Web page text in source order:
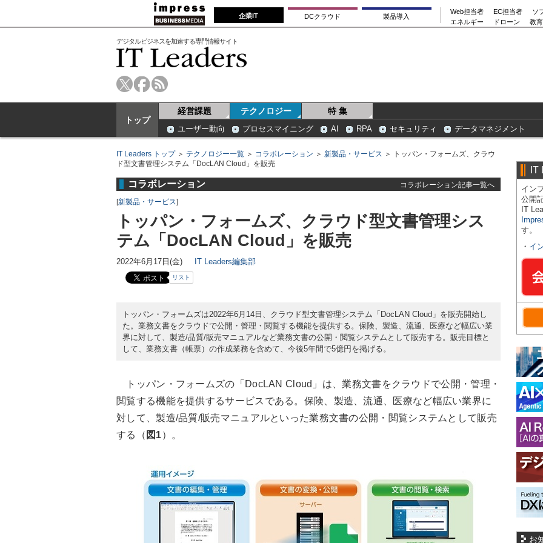
企業IT DCクラウド 製品導入
Web担当者 EC担当者
ソ
エネルギー
ドローン 教
デジタルビジネスを加速する専門情報サイト
トップ
経営課題 テクノロジー 特 集
ユーザー動向 プロセスマイニング AI RPA セキュリティ データマネジメント
IT Leaders トップ＞ テクノロジー一覧 ＞ コラボレーション ＞ 新製品・サービス ＞ トッパン・フォームズ、クラウ
ド型文書管理システム「DocLAN Cloud」を販売
コラボレーション
コラボレーション記事一覧へ
[新製品・サービス]
トッパン・フォームズ、クラウド型文書管理シス
テム「DocLAN Cloud」を販売
2022年6月17日(金) IT Leaders編集部
リスト
トッパン・フォームズは2022年6月14日、クラウド型文書管理システム「DocLAN Cloud」を販売開始し
た。業務文書をクラウドで公開・管理・閲覧する機能を提供する。保険、製造、流通、医療など幅広い業
界に対して、製造/品質/販売マニュアルなど業務文書の公開・閲覧システムとして販売する。販売目標と
して、業務文書（帳票）の作成業務を含めて、今後5年間で5億円を掲げる。
トッパン・フォームズの「DocLAN Cloud」は、業務文書をクラウドで公開・管理・
閲覧する機能を提供するサービスである。保険、製造、流通、医療など幅広い業界に
対して、製造/品質/販売マニュアルといった業務文書の公開・閲覧システムとして販売
する（ 図1）。
IT
イン
公開
IT
す。
・ イ
お